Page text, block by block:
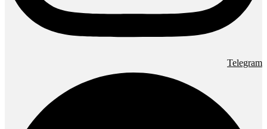
Telegram